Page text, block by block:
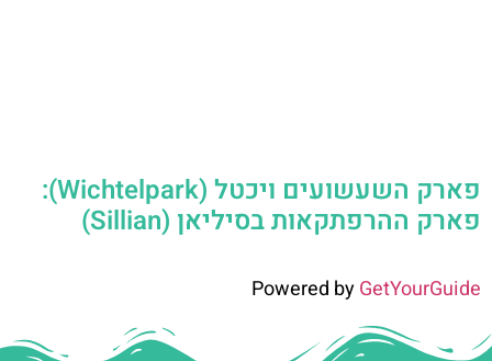
פארק השעשועים ויכטל (Wichtelpark):
פארק ההרפתקאות בסיליאן (Sillian)
Powered byGetYourGuide